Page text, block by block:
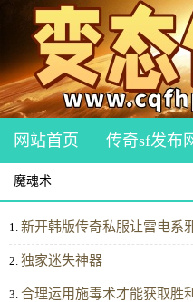
网站首页 传奇sf发布
魔魂术
1. 新开韩版传奇私服让雷电系
2. 独家迷失神器
3. 合理运用施毒术才能获取胜利